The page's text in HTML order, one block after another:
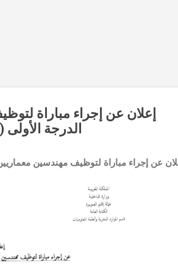
الدرجة
عن إجراء مباراة لتوظيف مهندسين معماريين اثنين (2) من الدرجة الأولى (عمالة